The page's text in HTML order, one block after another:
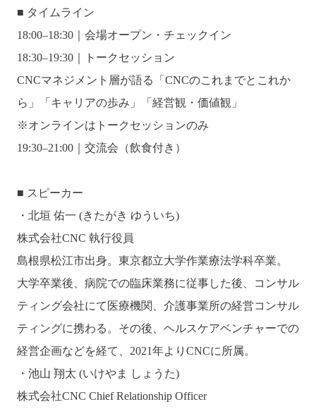
■ タイムライン
18:00–18:30｜会場オープン・チェックイン
18:30–19:30｜トークセッション
CNCマネジメント層が語る「CNCのこれまでとこれか
ら」「キャリアの歩み」「経営観・価値観」
※オンラインはトークセッションのみ
19:30–21:00｜交流会（飲食付き）
■ スピーカー
・北垣 佑一 (きたがき ゆういち)
株式会社CNC 執行役員
島根県松江市出身。東京都立大学作業療法学科卒業。
大学卒業後、病院での臨床業務に従事した後、コンサル
ティング会社にて医療機関、介護事業所の経営コンサル
ティングに携わる。その後、ヘルスケアベンチャーでの
経営企画などを経て、2021年よりCNCに所属。
・池山 翔太 (いけやま しょうた)
株式会社CNC Chief Relationship Officer